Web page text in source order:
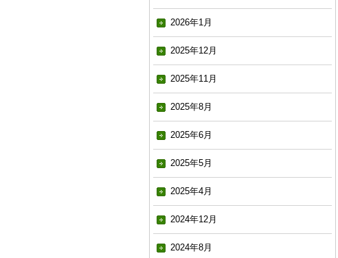
2026年1月
2025年12月
2025年11月
2025年8月
2025年6月
2025年5月
2025年4月
2024年12月
2024年8月